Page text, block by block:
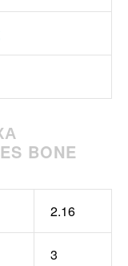
BONE
2.16
3